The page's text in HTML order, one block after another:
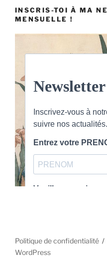
INSCRIS-TOI À MA
MENSUELLE !
Politique de confidentialité
WordPress